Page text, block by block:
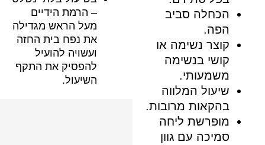
הכחלה סביב
הפה.
קוצר נשימה או
קושי בנשימה
משמעותי.
שיעול המלווה
בהקאות מרובות.
מופרשת ליחה
סמיכה עם גוון
– הרמת הידיים
מעל הראש מגדילה
את נפח בית החזה
ועשויה להועיל
להפסיק את התקף
השיעול.